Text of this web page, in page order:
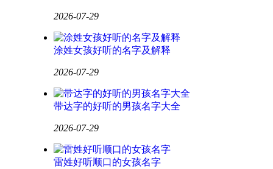
2026-07-29
涂姓女孩好听的名字及解释
2026-07-29
带达字的好听的男孩名字大全
2026-07-29
雷姓好听顺口的女孩名字